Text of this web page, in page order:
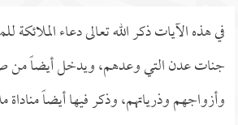
في هذه الآيات ذكر الله تعالى دعاء الملائكة
جنات عدن التي وعدهم، ويدخل أيضاً من
وأزواجهم وذرياتهم، وذكر فيها أيضاً مناداة